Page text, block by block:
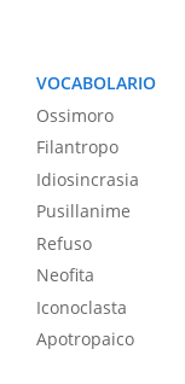
VOCABOLARIO
Ossimoro
Filantropo
Idiosincrasia
Pusillanime
Refuso
Neofita
Iconoclasta
Apotropaico